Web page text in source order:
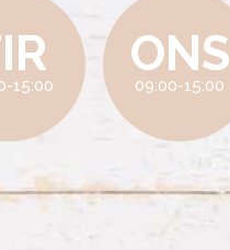
15:00
ONS
09:00-15:00